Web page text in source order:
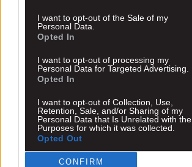
I want to opt-out of the Sale of my
Personal Data.
Opted In
I want to opt-out of processing my
Personal Data for Targeted Advertising.
Opted In
I want to opt-out of Collection, Use,
Retention, Sale, and/or Sharing of my
Personal Data that Is Unrelated with the
Purposes for which it was collected.
Opted Out
CONFIRM